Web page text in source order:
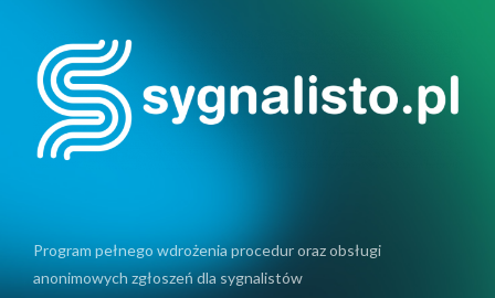
Program pełnego wdrożenia procedur oraz obsługi
anonimowych zgłoszeń dla sygnalistów